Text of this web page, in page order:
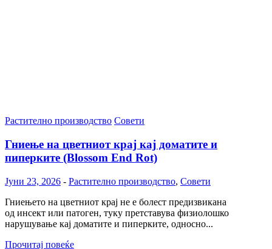
Растително производство Совети
Гниење на цветниот крај кај доматите и
пиперките (Blossom End Rot)
Јуни 23, 2026 - Растително производство, Совети
Гниењето на цветниот крај не е болест предизвикана
од инсект или патоген, туку претставува физиолошко
нарушување кај доматите и пиперките, односно...
Прочитај повеќе